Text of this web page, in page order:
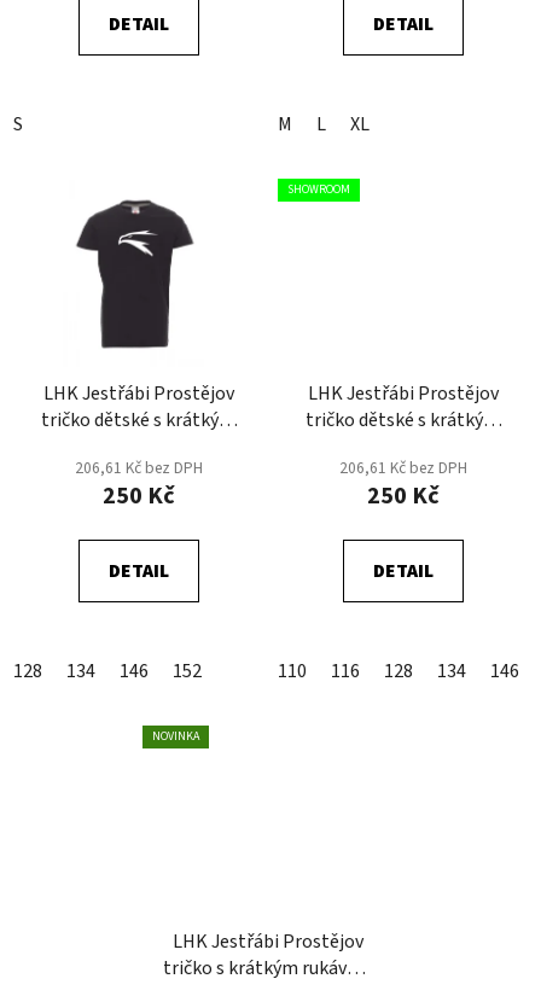
DETAIL
S
DETAIL
M L XL
LHK Jestřábi Prostějov
tričko dětské s krátkým
logo
206,61 Kč bez DPH
250 Kč
DETAIL
128 134 146 152
SHOWROOM
LHK Jestřábi Prostějov
tričko dětské s krátkým
ZÁŽITEK, ATMOSFÉRA,
HOKEJ!
206,61 Kč bez DPH
250 Kč
DETAIL
110 116 128 134 146
NOVINKA
LHK Jestřábi Prostějov
tričko s krátkým rukávem